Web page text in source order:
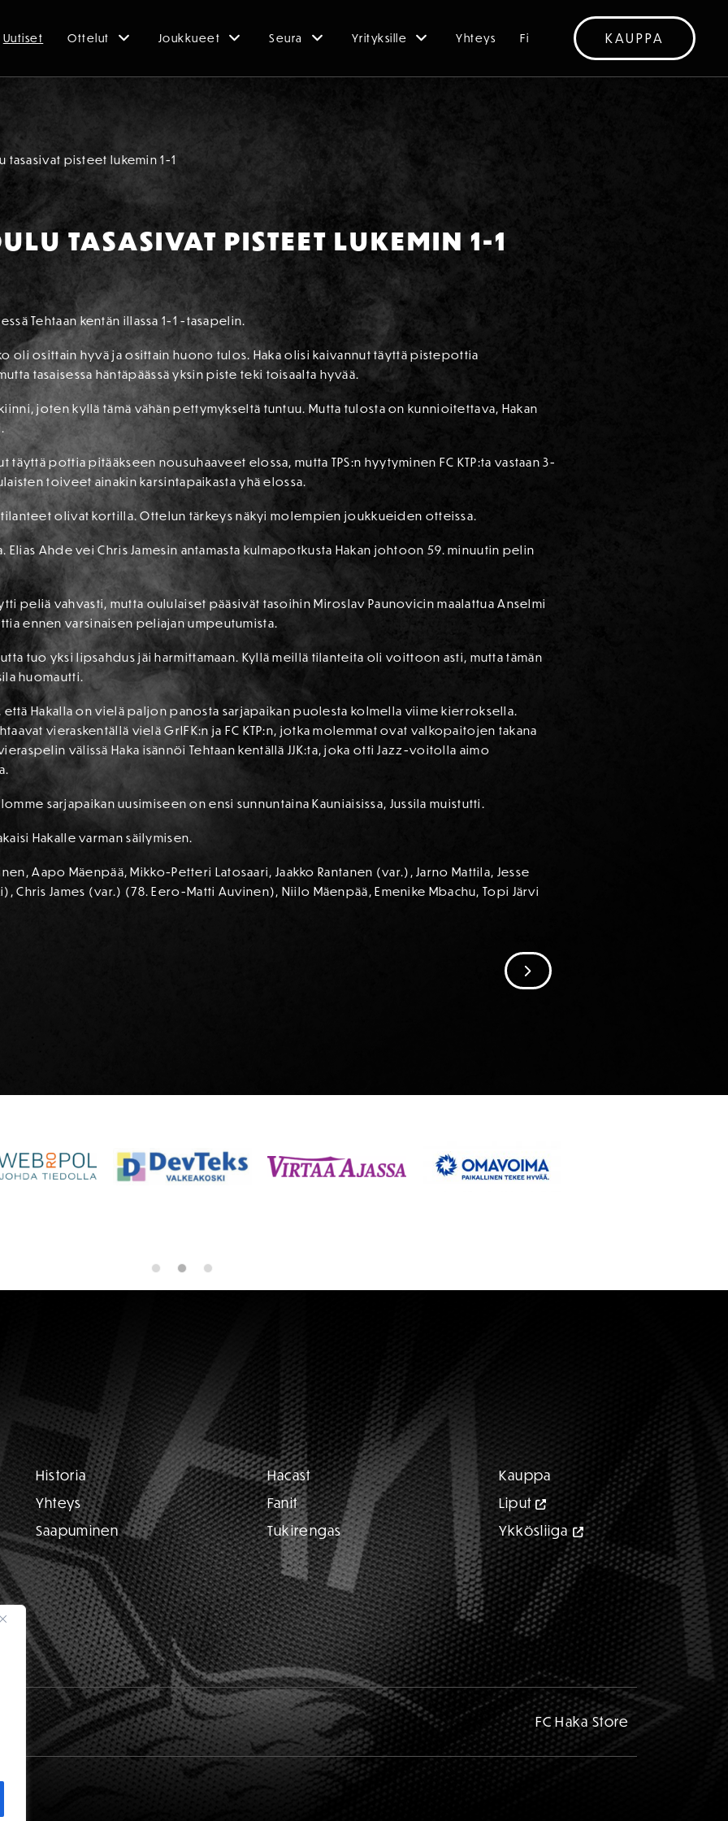
Uutiset Ottelut Joukkueet Seura Yrityksille Yhteys Fi KAUPPA
tasasivat pisteet lukemin 1-1
TASASIVAT PISTEET LUKEMIN 1-1
Tehtaan kentän illassa 1-1 -tasapelin.
oli osittain hyvä ja osittain huono tulos. Haka olisi kaivannut täyttä pistepottia
tasaisessa häntäpäässä yksin piste teki toisaalta hyvää.
joten kyllä tämä vähän pettymykseltä tuntuu. Mutta tulosta on kunnioitettava, Hakan
pottia pitääkseen nousuhaaveet elossa, mutta TPS:n hyytyminen FC KTP:ta vastaan 3-
toiveet ainakin karsintapaikasta yhä elossa.
olivat kortilla. Ottelun tärkeys näkyi molempien joukkueiden otteissa.
Elias Ahde vei Chris Jamesin antamasta kulmapotkusta Hakan johtoon 59. minuutin pelin
peliä vahvasti, mutta oululaiset pääsivät tasoihin Miroslav Paunovicin maalattua Anselmi
ennen varsinaisen peliajan umpeutumista.
tuo yksi lipsahdus jäi harmittamaan. Kyllä meillä tilanteita oli voittoon asti, mutta tämän
huomautti.
että Hakalla on vielä paljon panosta sarjapaikan puolesta kolmella viime kierroksella.
vieraskentällä vielä GrIFK:n ja FC KTP:n, jotka molemmat ovat valkopaitojen takana
välissä Haka isännöi Tehtaan kentällä JJK:ta, joka otti Jazz-voitolla aimo
sarjapaikan uusimiseen on ensi sunnuntaina Kauniaisissa, Jussila muistutti.
Hakalle varman säilymisen.
Aapo Mäenpää, Mikko-Petteri Latosaari, Jaakko Rantanen (var.), Jarno Mattila, Jesse
Chris James (var.) (78. Eero-Matti Auvinen), Niilo Mäenpää, Emenike Mbachu, Topi Järvi
SIIRRY SEURAAVAAN
Historia
Yhteys
Saapuminen
Hacast
Fanit
Tukirengas
Kauppa
Liput
Ykkösliiga
FC Haka Store